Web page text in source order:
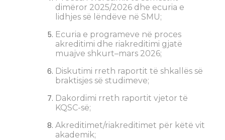
dimëror 2025/2026 dhe ecuria e
lidhjes së lëndëve në SMU;
Ecuria e programeve në proces
akreditimi dhe riakreditimi gjatë
muajve shkurt–mars 2026;
Diskutimi rreth raportit të shkallës së
braktisjes së studimeve;
Dakordimi rreth raportit vjetor të
KQSC-së;
Akreditimet/riakreditimet për këtë vit
akademik;